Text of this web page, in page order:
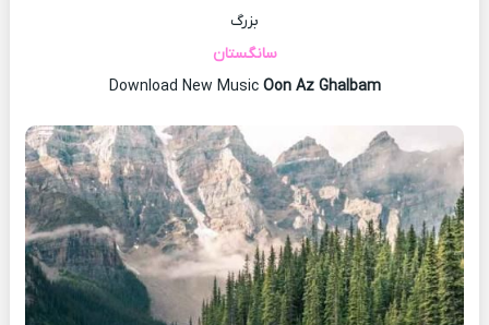
بزرگ
سانگستان
Download New Music Oon Az Ghalbam